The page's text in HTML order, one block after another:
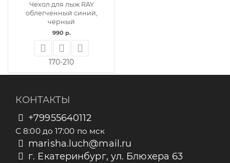
Чехол для лыж RAY
облегченный синий,
черный
990 р.
170-210
КОНТАКТЫ
+79955640112
С 8:00 до 17:00 по мск
marisha.luch@mail.ru
г. Екатеринбург, ул. Блюхера 63